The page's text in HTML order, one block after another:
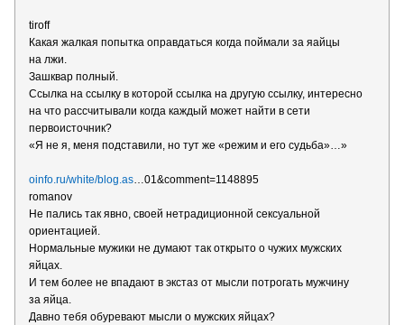
tiroff
Какая жалкая попытка оправдаться когда поймали за яайцы
на лжи.
Зашквар полный.
Ссылка на ссылку в которой ссылка на другую ссылку, интересно
на что рассчитывали когда каждый может найти в сети
первоисточник?
«Я не я, меня подставили, но тут же «режим и его судьба»…»
oinfo.ru/white/blog.as…01&comment=1148895
romanov
Не пались так явно, своей нетрадиционной сексуальной
ориентацией.
Нормальные мужики не думают так открыто о чужих мужских
яйцах.
И тем более не впадают в экстаз от мысли потрогать мужчину
за яйца.
Давно тебя обуревают мысли о мужских яйцах?